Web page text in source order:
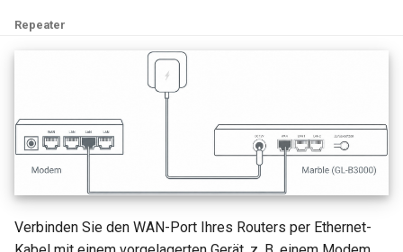
Repeater
Verbinden Sie den WAN-Port Ihres Routers per Ethernet-